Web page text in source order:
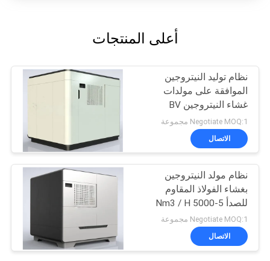
أعلى المنتجات
نظام توليد النيتروجين
الموافقة على مولدات
غشاء النيتروجين BV
Negotiate MOQ:1 مجموعة
الاتصال
نظام مولد النيتروجين
بغشاء الفولاذ المقاوم
للصدأ 5-5000 Nm3 / H
السعة
Negotiate MOQ:1 مجموعة
الاتصال